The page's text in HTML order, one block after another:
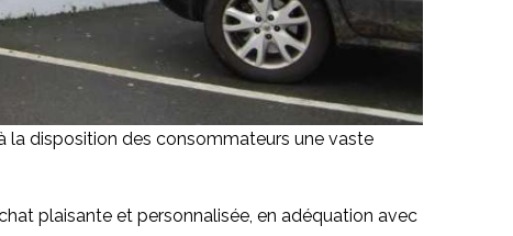
la disposition des consommateurs une vaste
plaisante et personnalisée, en adéquation avec